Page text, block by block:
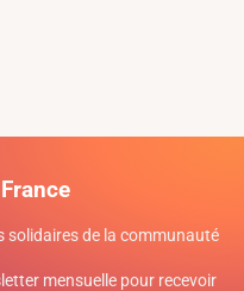
solidaires de la communauté
mensuelle pour recevoir